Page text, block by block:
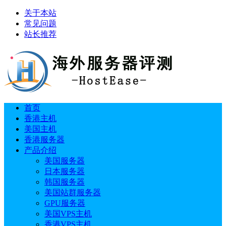
关于本站
常见问题
站长推荐
首页
香港主机
美国主机
香港服务器
产品介绍
美国服务器
日本服务器
韩国服务器
美国站群服务器
GPU服务器
美国VPS主机
香港VPS主机